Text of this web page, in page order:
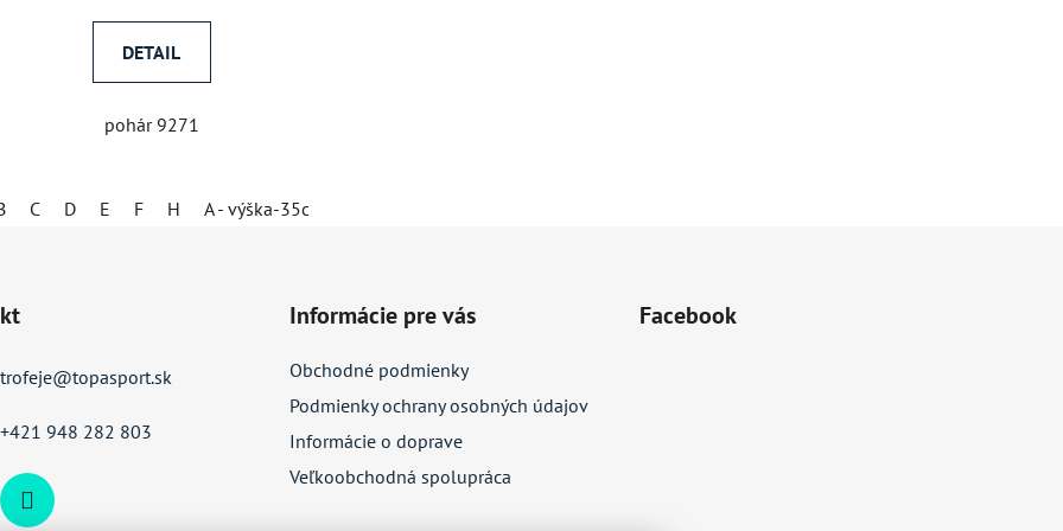
DETAIL
pohár 9271
C D E F H A - výška-35cm, kalich-14cm
trofeje@topasport.sk
+421 948 282 803
Informácie pre vás
Obchodné podmienky
Podmienky ochrany osobných údajov
Informácie o doprave
Veľkoobchodná spolupráca
Facebook